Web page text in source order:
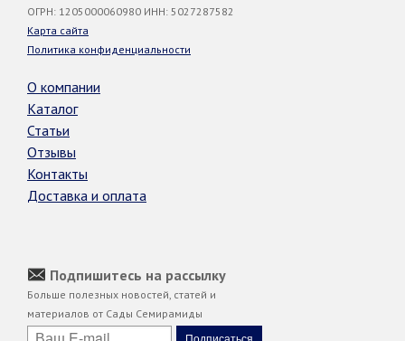
ОГРН: 1205000060980 ИНН: 5027287582
Карта сайта
Политика конфиденциальности
О компании
Каталог
Статьи
Отзывы
Контакты
Доставка и оплата
Подпишитесь на рассылку
Больше полезных новостей, статей и
материалов от Сады Семирамиды